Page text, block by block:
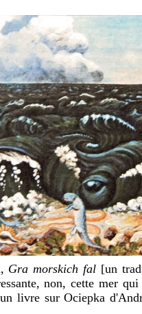
Gra morskich fal [un
non, cette mer
livre sur Ociepka